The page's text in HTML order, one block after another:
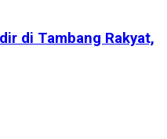
di Tambang Rakyat,